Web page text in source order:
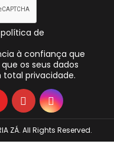
de
à confiança que
os seus dados
total privacidade.
ZÁ. All Rights Reserved.